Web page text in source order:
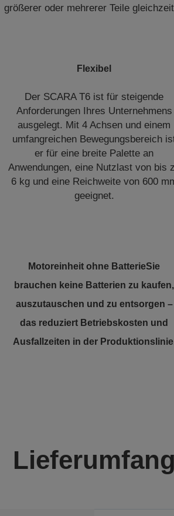
größerer oder mehrerer Teile
Flexibel
Der SCARA T6 ist für steigende
Anforderungen Ihres Unternehmens
ausgelegt. Mit 4 Achsen und einem
umfangreichen Bewegungsbereich
er für eine breite Palette an
Anwendungen, eine Nutzlast von bis
6 kg und eine Reichweite von 600
geeignet.
Motoreinheit ohne BatterieSie
brauchen keine Batterien zu kaufen,
auszutauschen und zu entsorgen –
das reduziert Betriebskosten und
Ausfallzeiten in der
Lieferumfang